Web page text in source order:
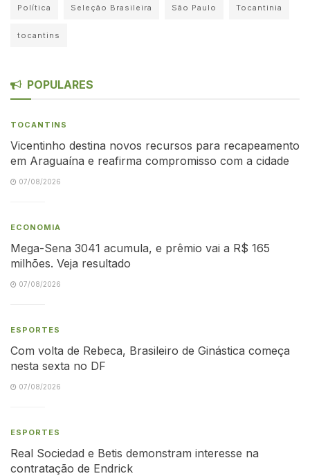
Política Seleção Brasileira São Paulo Tocantinia
tocantins
POPULARES
TOCANTINS
Vicentinho destina novos recursos para recapeamento
em Araguaína e reafirma compromisso com a cidade
07/08/2026
ECONOMIA
Mega-Sena 3041 acumula, e prêmio vai a R$ 165
milhões. Veja resultado
07/08/2026
ESPORTES
Com volta de Rebeca, Brasileiro de Ginástica começa
nesta sexta no DF
07/08/2026
ESPORTES
Real Sociedad e Betis demonstram interesse na
contratação de Endrick